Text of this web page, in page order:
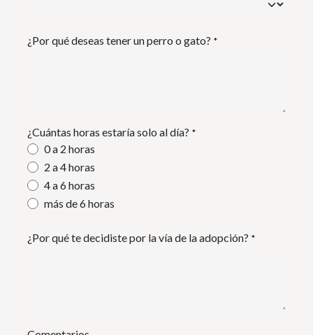
¿Por qué deseas tener un perro o gato? *
¿Cuántas horas estaría solo al día? *
0 a 2 horas
2 a 4 horas
4 a 6 horas
más de 6 horas
¿Por qué te decidiste por la vía de la adopción? *